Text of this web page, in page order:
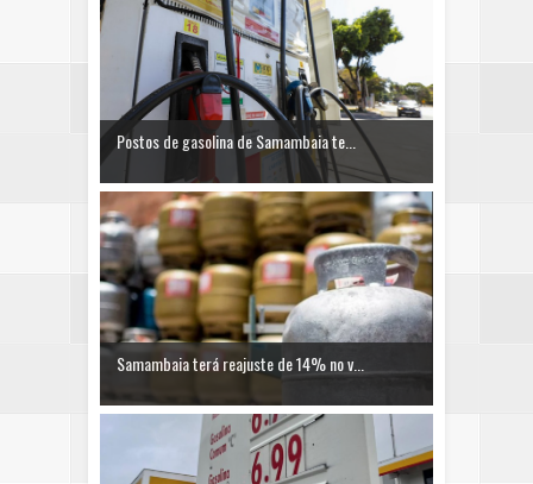
Postos de gasolina de Samambaia te...
Samambaia terá reajuste de 14% no v...